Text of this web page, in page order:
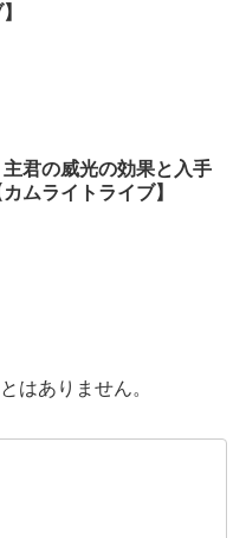
主君の威光の効果と入手
ムライトライブ】
はありません。